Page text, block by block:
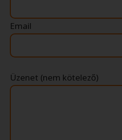
Email
Üzenet (nem kötelező)